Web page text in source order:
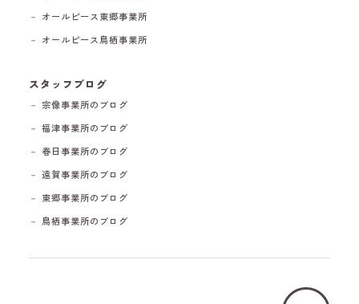
－ オールピース東郷事業所
－ オールピース鳥栖事業所
スタッフブログ
－ 宗像事業所のブログ
－ 福津事業所のブログ
－ 春日事業所のブログ
－ 遠賀事業所のブログ
－ 東郷事業所のブログ
－ 鳥栖事業所のブログ